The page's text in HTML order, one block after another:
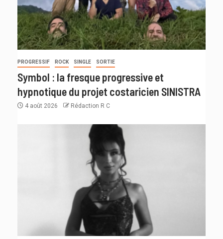
PROGRESSIF ROCK SINGLE SORTIE
Symbol : la fresque progressive et
hypnotique du projet costaricien SINISTRA
4 août 2026 Rédaction R C